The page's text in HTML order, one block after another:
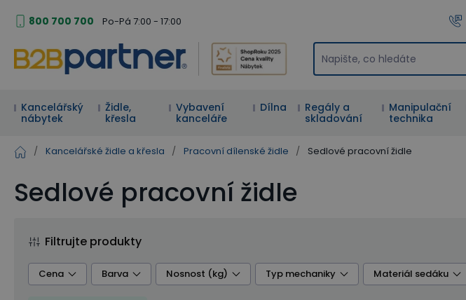
800 700 700 Po-Pá 7:00 - 17:00
Kancelářský
nábytek
Židle,
křesla
Vybavení
kanceláře
Dílna
Regály a
skladování
Manipulační
technika
/ Kancelářské židle a křesla / Pracovní dílenské židle / Sedlové pracovní židle
Sedlové pracovní židle
Filtrujte produkty
Cena Barva Nosnost (kg) Typ mechaniky Materiál sedáku